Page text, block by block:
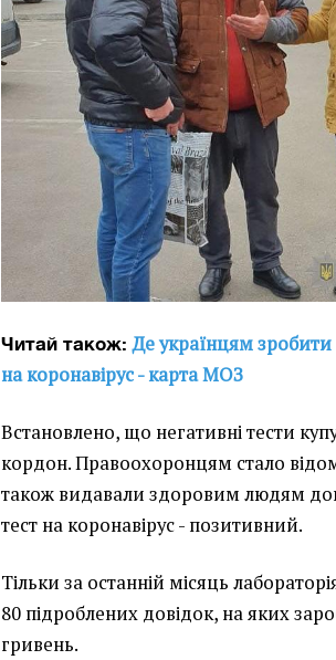
Читай також:Де українцям
на коронавірус - карта МОЗ
Встановлено, що негативні тести
кордон. Правоохоронцям стало
також видавали здоровим людям
тест на коронавірус - позитивний.
Тільки за останній місяць
80 підроблених довідок, на яких
гривень.